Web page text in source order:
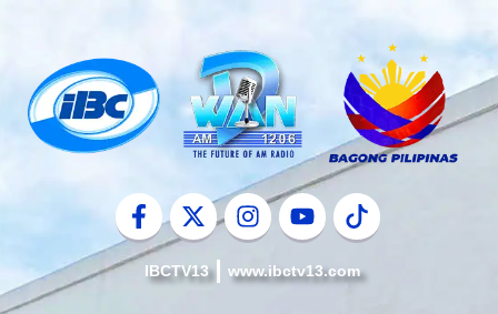
content
IBCTV13 www.ibctv13.com